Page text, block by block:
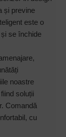
și previne
este o
se închide
noastre
soluții
Comandă
cu